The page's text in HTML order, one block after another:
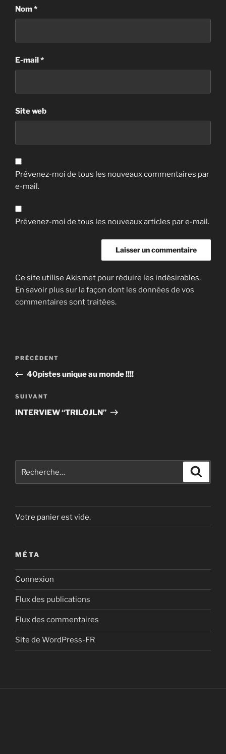
Nom*
E-mail*
Site web
Prévenez-moi de tous les nouveaux commentaires par
e-mail.
Prévenez-moi de tous les nouveaux articles par e-mail.
Ce site utilise Akismet pour réduire les indésirables.
En savoir plus sur la façon dont les données de vos
commentaires sont traitées.
Navigation
l’article
Article
précédent
PRÉCÉDENT
40pistes unique au monde !!!!
Article
suivant
SUIVANT
INTERVIEW “TRILOJLN”
Votre panier est vide.
MÉTA
Connexion
Flux des publications
Flux des commentaires
Site de WordPress-FR